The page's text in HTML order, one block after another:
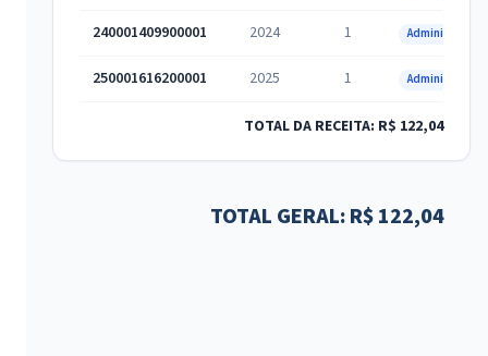
240001409900001 2024 1 Administrativa
250001616200001 2025 1 Administrativa
TOTAL DA RECEITA: R$ 122,04
TOTAL GERAL: R$ 122,04